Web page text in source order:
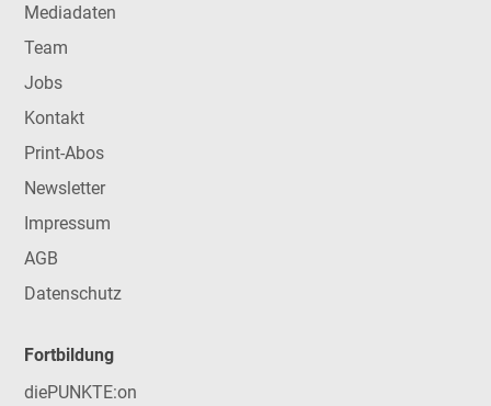
Mediadaten
Team
Jobs
Kontakt
Print-Abos
Newsletter
Impressum
AGB
Datenschutz
Fortbildung
diePUNKTE:on